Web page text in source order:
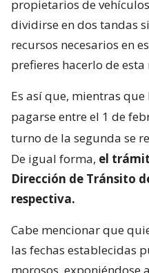
propietarios de
dividirse en dos tandas
recursos necesarios en
prefieres hacerlo de esta
Es así que, mientras
pagarse entre el 1 de
turno de la segunda se
De igual forma, el
Dirección de Tránsito
respectiva.
Cabe mencionar que
las fechas establecidas